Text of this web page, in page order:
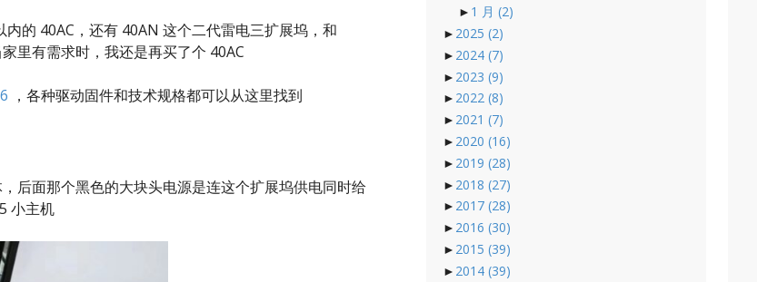
的 40AC，还有 40AN 这个二代雷电三扩展坞，和
里有需求时，我还是再买了个 40AC
，各种驱动固件和技术规格都可以从这里找到
后面那个黑色的大块头电源是连这个扩展坞供电同时给
小主机
► 1 月 (2)
► 2025 (2)
► 2024 (7)
► 2023 (9)
► 2022 (8)
► 2021 (7)
► 2020 (16)
► 2019 (28)
► 2018 (27)
► 2017 (28)
► 2016 (30)
► 2015 (39)
► 2014 (39)